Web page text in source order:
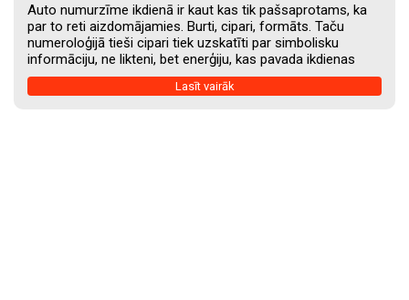
Auto numurzīme ikdienā ir kaut kas tik pašsaprotams, ka
par to reti aizdomājamies. Burti, cipari, formāts. Taču
numeroloģijā tieši cipari tiek uzskatīti par simbolisku
informāciju, ne likteni, bet enerģiju, kas pavada ikdienas
kustību. Šis gads numurzīmju numeroloģijā nav par krasām
pārmaiņām. Tas vairāk runā par ritmu, konsekvenci un
Lasīt vairāk